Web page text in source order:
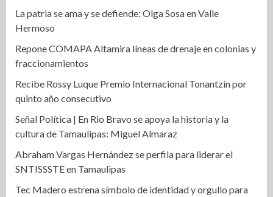
La patria se ama y se defiende: Olga Sosa en Valle
Hermoso
Repone COMAPA Altamira líneas de drenaje en colonias y
fraccionamientos
Recibe Rossy Luque Premio Internacional Tonantzin por
quinto año consecutivo
Señal Política | En Rio Bravo se apoya la historia y la
cultura de Tamaulipas: Miguel Almaraz
Abraham Vargas Hernández se perfila para liderar el
SNTISSSTE en Tamaulipas
Tec Madero estrena símbolo de identidad y orgullo para